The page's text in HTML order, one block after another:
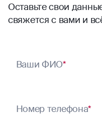
Оставьте свои
свяжется с вами и
Ваши ФИО*
Номер телефона*